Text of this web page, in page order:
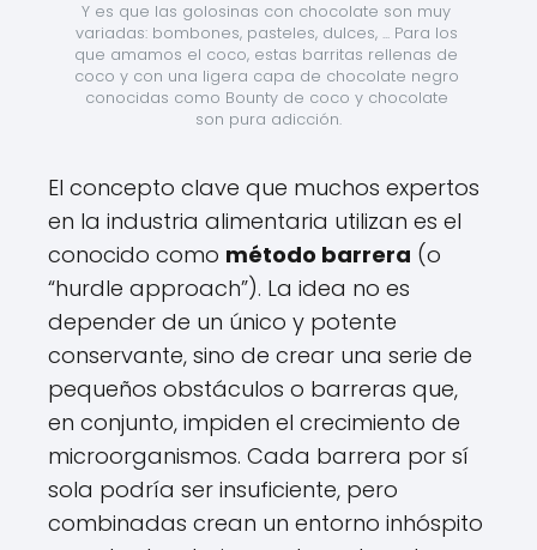
Y es que las golosinas con chocolate son muy
variadas: bombones, pasteles, dulces, ... Para los
que amamos el coco, estas barritas rellenas de
coco y con una ligera capa de chocolate negro
conocidas como Bounty de coco y chocolate
son pura adicción.
El concepto clave que muchos expertos
en la industria alimentaria utilizan es el
conocido como método barrera (o
“hurdle approach”). La idea no es
depender de un único y potente
conservante, sino de crear una serie de
pequeños obstáculos o barreras que,
en conjunto, impiden el crecimiento de
microorganismos. Cada barrera por sí
sola podría ser insuficiente, pero
combinadas crean un entorno inhóspito